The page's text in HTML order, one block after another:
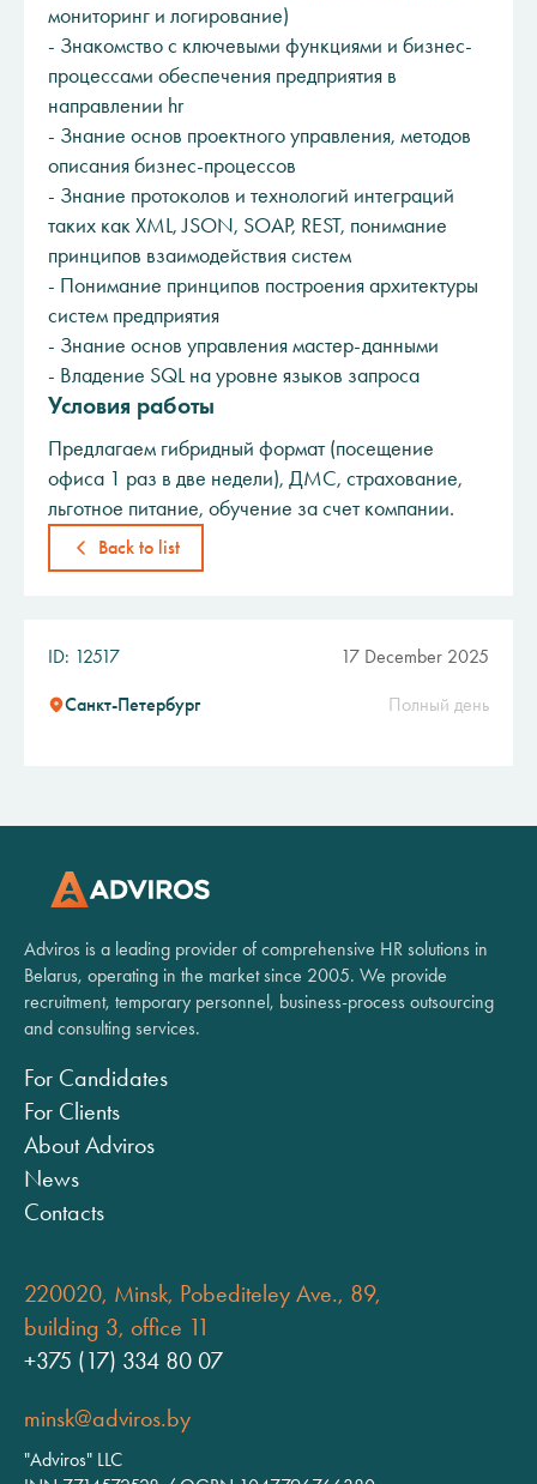
мониторинг и логирование)
- Знакомство с ключевыми функциями и бизнес-
процессами обеспечения предприятия в
направлении hr
- Знание основ проектного управления, методов
описания бизнес-процессов
- Знание протоколов и технологий интеграций
таких как XML, JSON, SOAP, REST, понимание
принципов взаимодействия систем
- Понимание принципов построения архитектуры
систем предприятия
- Знание основ управления мастер-данными
- Владение SQL на уровне языков запроса
Условия работы
Предлагаем гибридный формат (посещение
офиса 1 раз в две недели), ДМС, страхование,
льготное питание, обучение за счет компании.
Back to list
ID: 12517 17 December 2025
Санкт-Петербург Полный день
Adviros is a leading provider of comprehensive HR solutions in
Belarus, operating in the market since 2005. We provide
recruitment, temporary personnel, business-process outsourcing
and consulting services.
For Candidates
For Clients
About Adviros
News
Contacts
220020, Minsk, Pobediteley Ave., 89,
building 3, office 11
+375 (17) 334 80 07
minsk@adviros.by
"Adviros" LLC